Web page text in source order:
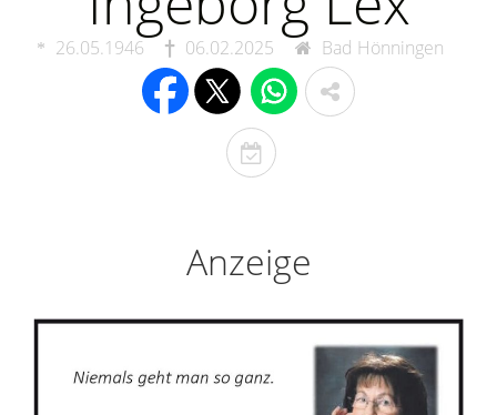
26.05.1946 06.02.2025 Bad Hönningen
T
o
s
t
g
r
Anzeige